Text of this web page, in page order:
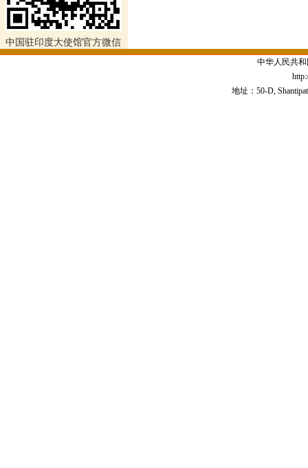
中国驻印度大使馆官方微信
中华人民共
地址：50-D,